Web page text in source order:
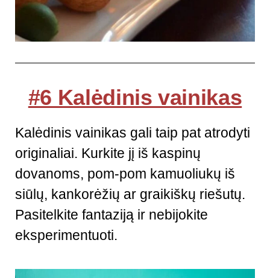
#6 Kalėdinis vainikas
Kalėdinis vainikas gali taip pat atrodyti
originaliai. Kurkite jį iš kaspinų
dovanoms, pom-pom kamuoliukų iš
siūlų, kankorėžių ar graikiškų riešutų.
Pasitelkite fantaziją ir nebijokite
eksperimentuoti.